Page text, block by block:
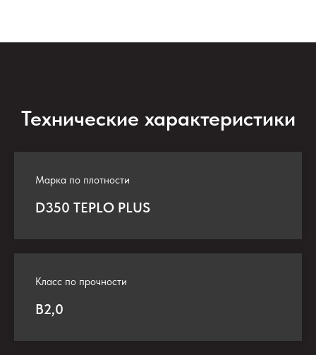
Технические характеристики
Марка по плотности
D350 TEPLO PLUS
Класс по прочности
В2,0